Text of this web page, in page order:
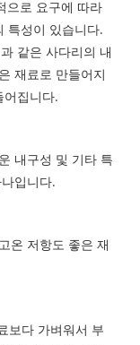
으로 요구에 따라
특성이 있습니다.
같은 사다리의 내
재료로 만들어지
어집니다.
내구성 및 기타 특
입니다.
온 저항도 좋은 재
보다 가벼워서 부